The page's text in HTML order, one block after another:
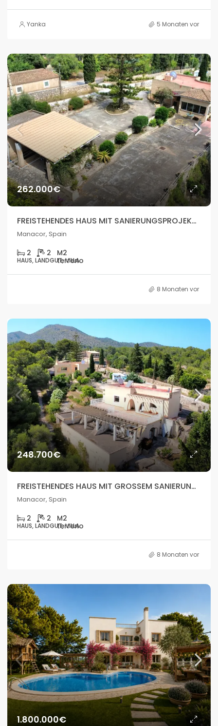
Yanka 5 Monaten vor
262.000€
FREISTEHENDES HAUS MIT SANIERUNGSPROJEKT UND GROSSEM POTENZIAL – MANACOR
Manacor, Spain
2 2
HAUS, LANDGUT, VILLA
8 Monaten vor
248.700€
FREISTEHENDES HAUS MIT GROSSEM SANIERUNGSPOTENZIAL IN NATÜRLICHER UMGEBUNG – MANACOR
Manacor, Spain
2 2
HAUS, LANDGUT, VILLA
8 Monaten vor
1.800.000€